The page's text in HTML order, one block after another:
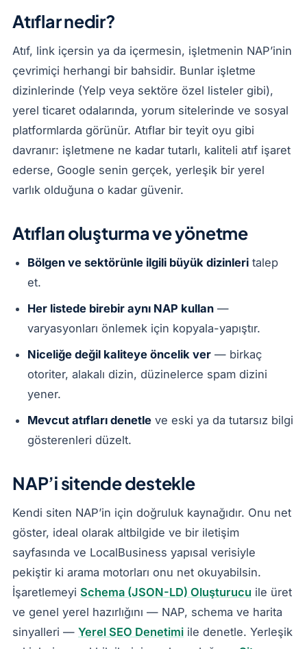
Atıflar nedir?
Atıf, link içersin ya da içermesin, işletmenin NAP’inin
çevrimiçi herhangi bir bahsidir. Bunlar işletme
dizinlerinde (Yelp veya sektöre özel listeler gibi),
yerel ticaret odalarında, yorum sitelerinde ve sosyal
platformlarda görünür. Atıflar bir teyit oyu gibi
davranır: işletmene ne kadar tutarlı, kaliteli atıf işaret
ederse, Google senin gerçek, yerleşik bir yerel
varlık olduğuna o kadar güvenir.
Atıfları oluşturma ve yönetme
Bölgen ve sektörünle ilgili büyük dizinleri talep
et.
Her listede birebir aynı NAP kullan —
varyasyonları önlemek için kopyala-yapıştır.
Niceliğe değil kaliteye öncelik ver — birkaç
otoriter, alakalı dizin, düzinelerce spam dizini
yener.
Mevcut atıfları denetle ve eski ya da tutarsız bilgi
gösterenleri düzelt.
NAP’i sitende destekle
Kendi siten NAP’in için doğruluk kaynağıdır. Onu net
göster, ideal olarak altbilgide ve bir iletişim
sayfasında ve LocalBusiness yapısal verisiyle
pekiştir ki arama motorları onu net okuyabilsin.
İşaretlemeyi Schema (JSON-LD) Oluşturucu ile üret
ve genel yerel hazırlığını — NAP, schema ve harita
sinyalleri — Yerel SEO Denetimi ile denetle. Yerleşik